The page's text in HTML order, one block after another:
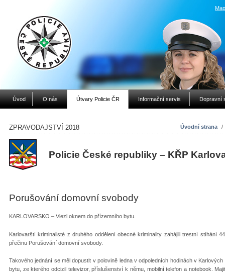
Úvod O nás Útvary Policie ČR Informační servis Dopravní
Úvodní strana /
ZPRAVODAJSTVÍ 2018
Policie České republiky – KŘP
Porušování domovní svobody
KARLOVARSKO – Vlezl oknem do přízemního bytu.
Karlovarští kriminalisté z druhého oddělení obecné kriminality zahájili trestní stíhání
přečinu Porušování domovní svobody.
Takového jednání se měl dopustit v polovině ledna v odpoledních hodinách v
bytu, ze kterého odcizil televizor, příslušenství k němu, mobilní telefon a notebook.